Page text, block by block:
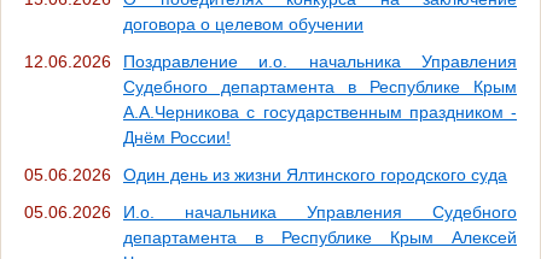
договора о целевом обучении
12.06.2026
Поздравление и.о. начальника Управления
Судебного департамента в Республике Крым
А.А.Черникова с государственным праздником -
Днём России!
05.06.2026
Один день из жизни Ялтинского городского суда
05.06.2026
И.о. начальника Управления Судебного
департамента в Республике Крым Алексей